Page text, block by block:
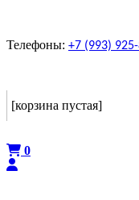
Телефоны: +7 (993)
[корзина пустая]
0